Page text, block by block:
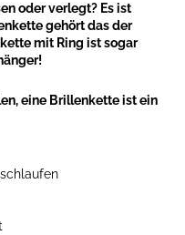
oder verlegt? Es ist
gehört das der
mit Ring ist sogar
eine Brillenkette ist ein